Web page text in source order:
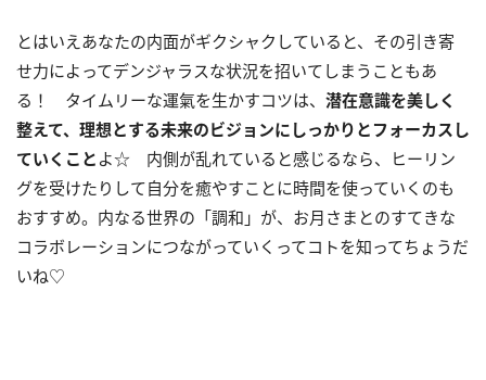
とはいえあなたの内面がギクシャクしていると、その引き寄
せ力によってデンジャラスな状況を招いてしまうこともあ
る！ タイムリーな運氣を生かすコツは、 潜在意識を美しく
整えて、理想とする未来のビジョンにしっかりとフォーカスし
ていくこと よ☆ 内側が乱れていると感じるなら、ヒーリン
グを受けたりして自分を癒やすことに時間を使っていくのも
おすすめ。内なる世界の「調和」が、お月さまとのすてきな
コラボレーションにつながっていくってコトを知ってちょうだ
いね♡